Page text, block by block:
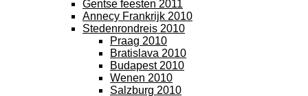
Gentse feesten 2011
Annecy Frankrijk 2010
Stedenrondreis 2010
Praag 2010
Bratislava 2010
Budapest 2010
Wenen 2010
Salzburg 2010